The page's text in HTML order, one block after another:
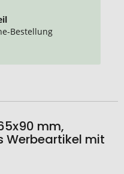
Bestellung
mm,
Werbeartikel mit